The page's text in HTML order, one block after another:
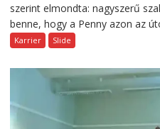
szerint elmondta: nagyszerű
benne, hogy a Penny azon az
Karrier Slide